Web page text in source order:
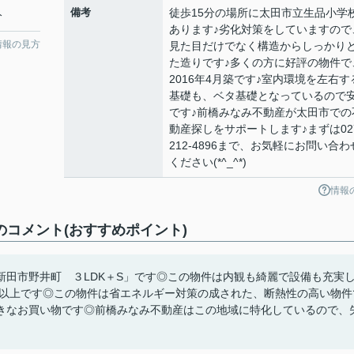
報の見方
備考
徒歩15分の場所に太田市立生品小学
あります♪劣化対策をしていますので
見た目だけでなく構造からしっかり
た造りです♪多くの方に好評の物件で
2016年4月築です♪室内環境を左右す
基礎も、ベタ基礎となっているので
です♪前橋みなみ不動産が太田市での
動産探しをサポートします♪まずは
212-4896まで、お気軽にお問い合わ
ください(*^_^*)
情報
メント(おすすめポイント)
田市野井町 ３LDK＋S」です◎この物件は内観も綺麗で設備も充実
です◎この物件は省エネルギー対策の成された、断熱性の高い物
お買い物です◎前橋みなみ不動産はこの地域に特化しているので、